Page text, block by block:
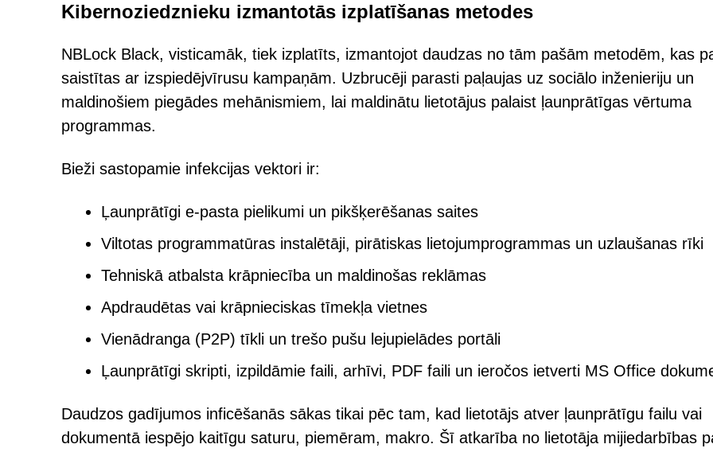
Kibernoziedznieku izmantotās izplatīšanas metodes
NBLock Black, visticamāk, tiek izplatīts, izmantojot daudzas no tām pašām metodēm, kas
saistītas ar izspiedējvīrusu kampaņām. Uzbrucēji parasti paļaujas uz sociālo inženieriju un
maldinošiem piegādes mehānismiem, lai maldinātu lietotājus palaist ļaunprātīgas vērtuma
programmas.
Bieži sastopamie infekcijas vektori ir:
Ļaunprātīgi e-pasta pielikumi un pikšķerēšanas saites
Viltotas programmatūras instalētāji, pirātiskas lietojumprogrammas un uzlaušanas rīki
Tehniskā atbalsta krāpniecība un maldinošas reklāmas
Apdraudētas vai krāpnieciskas tīmekļa vietnes
Vienādranga (P2P) tīkli un trešo pušu lejupielādes portāli
Ļaunprātīgi skripti, izpildāmie faili, arhīvi, PDF faili un ieročos ietverti MS Office
Daudzos gadījumos inficēšanās sākas tikai pēc tam, kad lietotājs atver ļaunprātīgu failu vai
dokumentā iespējo kaitīgu saturu, piemēram, makro. Šī atkarība no lietotāja mijiedarbības